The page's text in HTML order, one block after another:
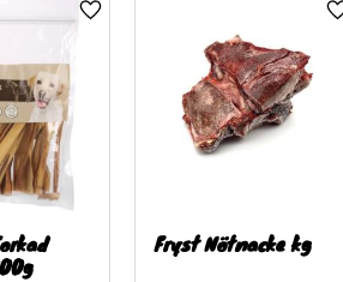
Lägg till i favoriter
Fryst Nötnacke kg